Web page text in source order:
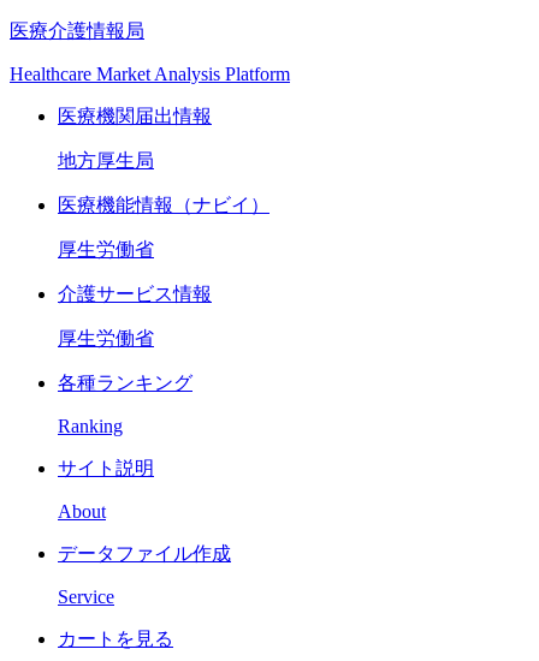
医療介護情報局
Healthcare Market Analysis Platform
医療機関届出情報
地方厚生局
医療機能情報（ナビイ）
厚生労働省
介護サービス情報
厚生労働省
各種ランキング
Ranking
サイト説明
About
データファイル作成
Service
カートを見る